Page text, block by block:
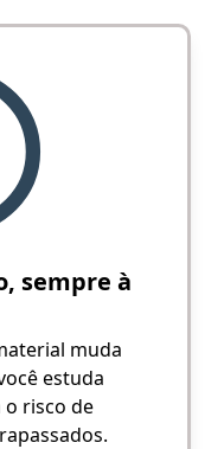
sempre à
muda
estuda
o risco de